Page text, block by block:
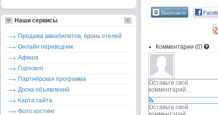
Вконтакте
Комментарии (0)
Наши сервисы
Продажа авиабилетов, бронь отелей
Онлайн переводчик
Афиша
Гороскоп
Партнёрская программа
Доска объявлений
Карта сайта
Фото хостинг